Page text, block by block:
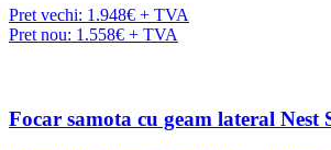
Pret vechi: 1.948€ + TVA
Pret nou: 1.558€ + TVA
Focar samota cu geam lateral Nest